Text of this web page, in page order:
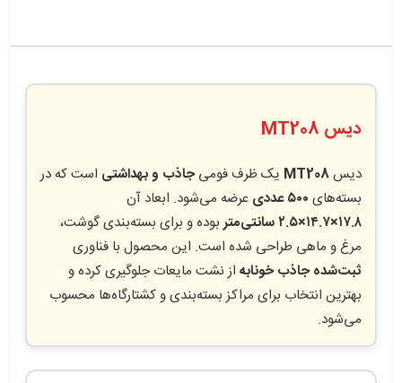
دیس MT208
دیسMT208 یک ظرف فومیجاذب و بهداشتی است که در
بسته‌های ۵۰۰ عددی
عرضه می‌شود. ابعاد آن
۱۷.۸×۱۴.۷×۲.۵ سانتی‌متر
بوده و برای بسته‌بندی گوشت،
مرغ و ماهی طراحی شده است. این محصول با فناوری
ثبت‌شده جاذب خونابه از نشت مایعات جلوگیری کرده و
بهترین انتخاب برای مراکز بسته‌بندی و کشتارگاه‌ها محسوب
می‌شود.